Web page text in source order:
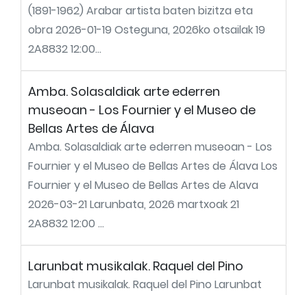
(1891-1962) Arabar artista baten bizitza eta
obra 2026-01-19 Osteguna, 2026ko otsailak 19
2A8832 12:00...
Amba. Solasaldiak arte ederren
museoan - Los Fournier y el Museo de
Bellas Artes de Álava
Amba. Solasaldiak arte ederren museoan - Los
Fournier y el Museo de Bellas Artes de Álava Los
Fournier y el Museo de Bellas Artes de Alava
2026-03-21 Larunbata, 2026 martxoak 21
2A8832 12:00 ...
Larunbat musikalak. Raquel del Pino
Larunbat musikalak. Raquel del Pino Larunbat